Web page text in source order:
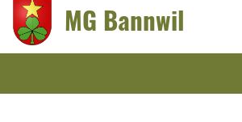
MG Bannwil